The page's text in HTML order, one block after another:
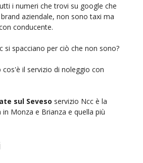
i numeri che trovi su google che
aziendale, non sono taxi ma
conducente.
si spacciano per ciò che non sono?
cos'è il servizio di noleggio con
sul Seveso servizio Ncc è la
Monza e Brianza e quella più